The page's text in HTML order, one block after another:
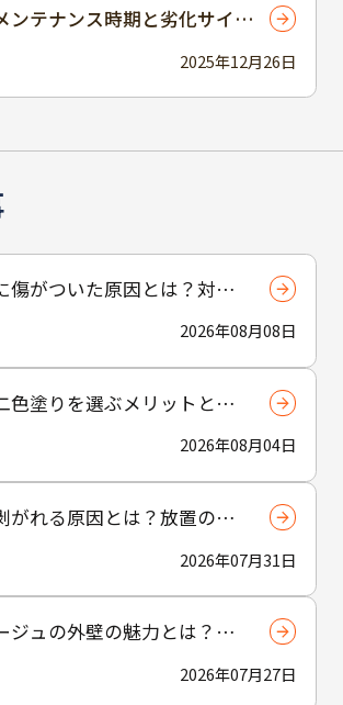
傷がついた原因とは？対応
ポイントを解説
2026年08月08日
色塗りを選ぶメリットと
外観を実現する塗り分け2026年08月04日
がれる原因とは？放置のリ
解説
2026年07月31日
ジュの外壁の魅力とは？温
き出す選び方と注意点2026年07月27日
2025年12月26日
ンテナンス時期と劣化サイン
トを解説